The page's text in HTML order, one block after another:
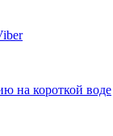
на короткой воде